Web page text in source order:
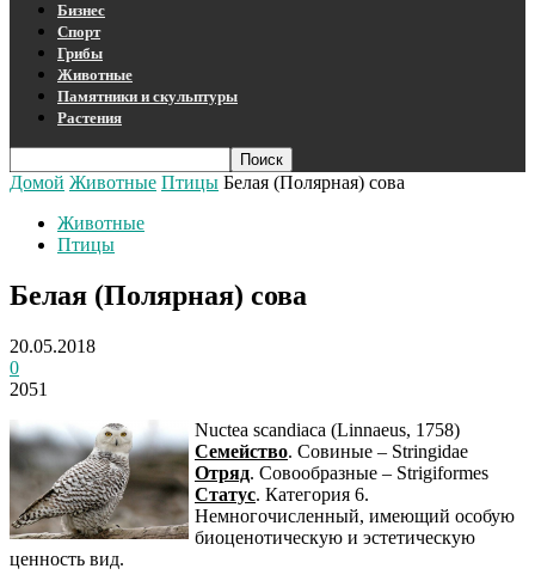
Бизнес
Спорт
Грибы
Животные
Памятники и скульптуры
Растения
Домой Животные Птицы Белая (Полярная) сова
Животные
Птицы
Белая (Полярная) сова
20.05.2018
0
2051
Nuctea scandiaca (Linnaeus, 1758)
Семейство. Совиные – Stringidae
Отряд. Совообразные – Strigiformes
Статус. Категория 6.
Немногочисленный, имеющий особую
биоценотическую и эстетическую
ценность вид.